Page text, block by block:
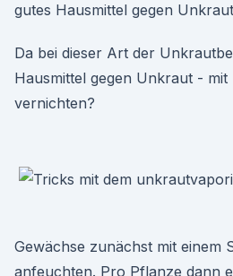
gutes Hausmittel gegen
Da bei dieser Art der
Hausmittel gegen Unkraut - mit
vernichten?
Gewächse zunächst mit einem
anfeuchten. Pro Pflanze dann